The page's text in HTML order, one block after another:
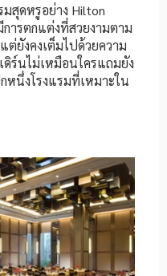
สุดหรูอย่าง Hilton
ารตกแต่งที่สวยงามตาม
ยังคงเต็มไปด้วยความ
ร์นไม่เหมือนใครแถมยัง
กหนึ่งโรงแรมที่เหมาะใน